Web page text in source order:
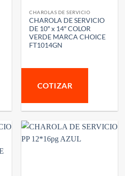
CHAROLAS DE SERVICIO
CHAROLA DE SERVICIO
DE 10″ x 14″ COLOR
VERDE MARCA CHOICE
FT1014GN
COTIZAR